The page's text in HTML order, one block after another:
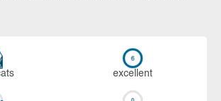
ex­cellent